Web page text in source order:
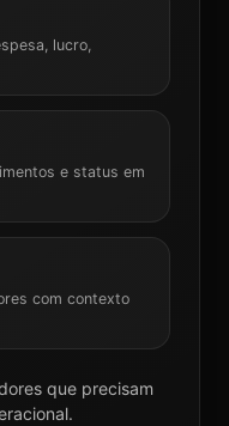
lucro,
e status em
com contexto
que precisam